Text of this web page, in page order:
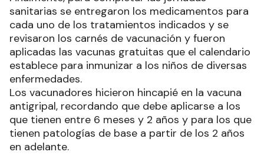
sanitarias se entregaron los medicamentos para
cada uno de los tratamientos indicados y se
revisaron los carnés de vacunación y fueron
aplicadas las vacunas gratuitas que el calendario
establece para inmunizar a los niños de diversas
enfermedades.
Los vacunadores hicieron hincapié en la vacuna
antigripal, recordando que debe aplicarse a los
que tienen entre 6 meses y 2 años y para los que
tienen patologías de base a partir de los 2 años
en adelante.